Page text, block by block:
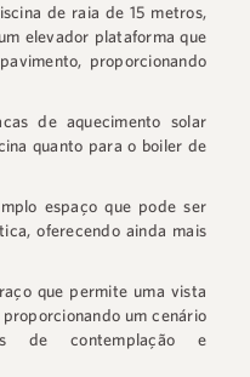
de raia de 15 metros,
elevador plataforma que
proporcionando
de aquecimento solar
quanto para o boiler de
espaço que pode ser
oferecendo ainda mais
que permite uma vista
um cenário
de contemplação e